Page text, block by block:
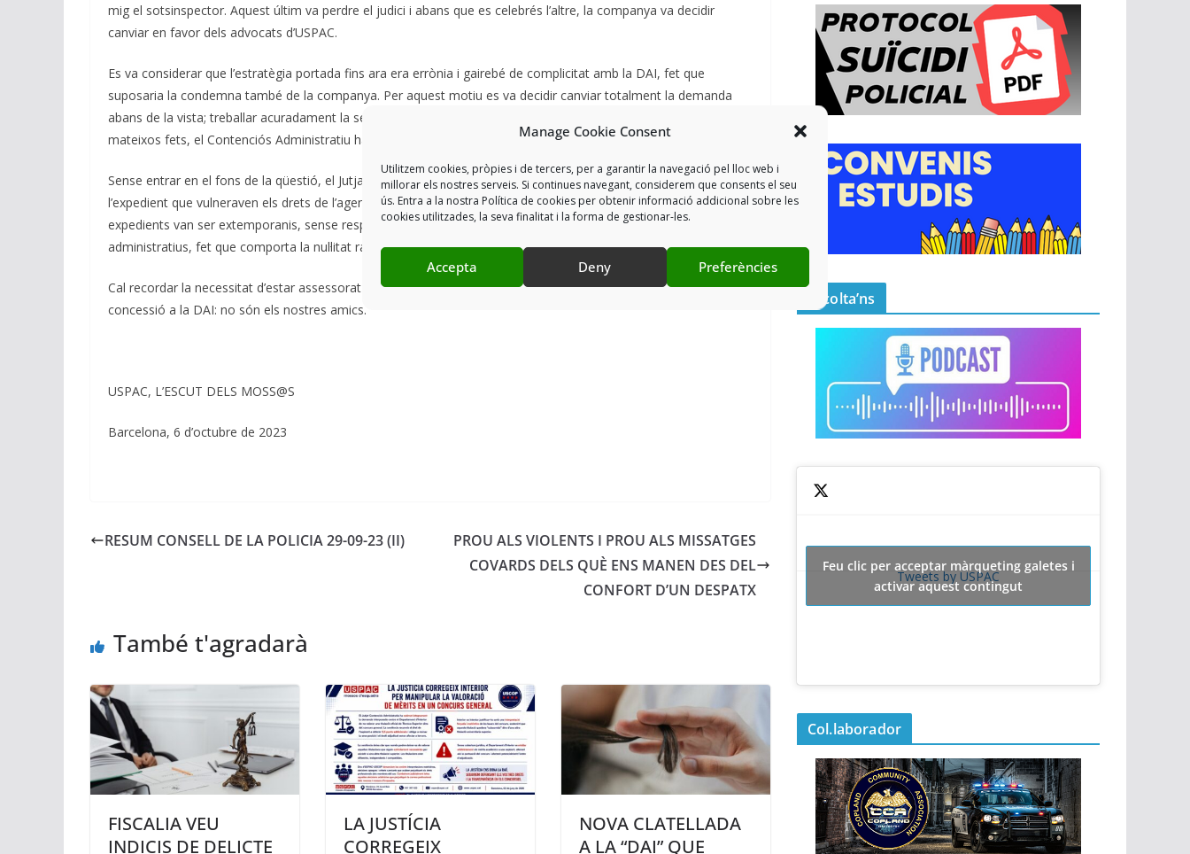
Manage Cookie Consent
Utilitzem cookies, pròpies i de tercers, per a garantir la navegació pel lloc web i
millorar els nostres serveis. Si continues navegant, considerem que consents el seu
ús. Entra a la nostra Política de cookies per obtenir informació addicional sobre les
cookies utilitzades, la seva finalitat i la forma de gestionar-les.
Accepta Deny Preferències
mig el sotsinspector. Aquest últim va perdre el judici i abans que es celebrés l’altre, la companya va decidir
canviar en favor dels advocats d’USPAC.
Es va considerar que l’estratègia portada fins ara era errònia i gairebé de complicitat amb la DAI, fet que
suposaria la condemna també de la companya. Per aquest motiu es va decidir canviar totalment la demanda
abans de la vista; treballar acuradament la seva defensa com es mereixia; i el resultat és que, davant els
mateixos fets, el Contenciós Administratiu ha anul·lat la sanció.
Sense entrar en el fons de la qüestió, el Jutjat ha considerat que existien errors de forma en la tramitació de
l’expedient que vulneraven els drets de l’agent. Els informes que va emetre el Consell de la Policia per tots dos
expedients van ser extemporanis, sense respectar els terminis de suspensió i ampliació dels procediments
administratius, fet que comporta la nul·litat radical de les sancions.
Cal recordar la necessitat d’estar assessorat pels millors serveis jurídics des de l’inici, sense cap mena de
concessió a la DAI: no són els nostres amics.
USPAC, L’ESCUT DELS MOSS@S
Barcelona, 6 d’octubre de 2023
RESUM CONSELL DE LA POLICIA 29-09-23 (II)
PROU ALS VIOLENTS I PROU ALS MISSATGES
COVARDS DELS QUÈ ENS MANEN DES DEL
CONFORT D’UN DESPATX
També t'agradarà
FISCALIA VEU
INDICIS DE DELICTE
LA JUSTÍCIA
CORREGEIX
NOVA CLATELLADA
A LA “DAI” QUE
Escolta’ns
Tweets by USPAC
Feu clic per acceptar màrqueting galetes i
activar aquest contingut
Col.laborador